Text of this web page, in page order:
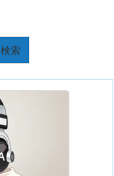
検索